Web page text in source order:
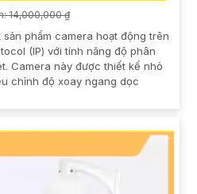
14,000,000 ₫
sản phẩm camera hoạt động trên
(IP) với tính năng độ phân
Camera này được thiết kế nhỏ
chỉnh độ xoay ngang dọc